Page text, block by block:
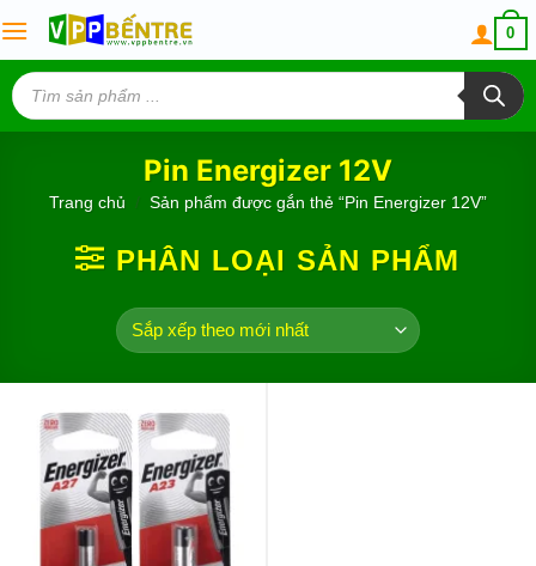
to
content
0
Tìm
kiếm
sản
phẩm
Pin Energizer 12V
Trang chủ Sản phẩm được gắn thẻ “Pin Energizer 12V”
PHÂN LOẠI SẢN PHẨM